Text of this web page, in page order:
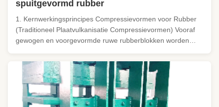
spuitgevormd rubber
1. Kernwerkingsprincipes Compressievormen voor Rubber
(Traditioneel Plaatvulkanisatie Compressievormen) Vooraf
gewogen en voorgevormde ruwe rubberblokken worden
matrijs sluit onder druk; rubber vloeit en vult de geul onder
compressie. ...